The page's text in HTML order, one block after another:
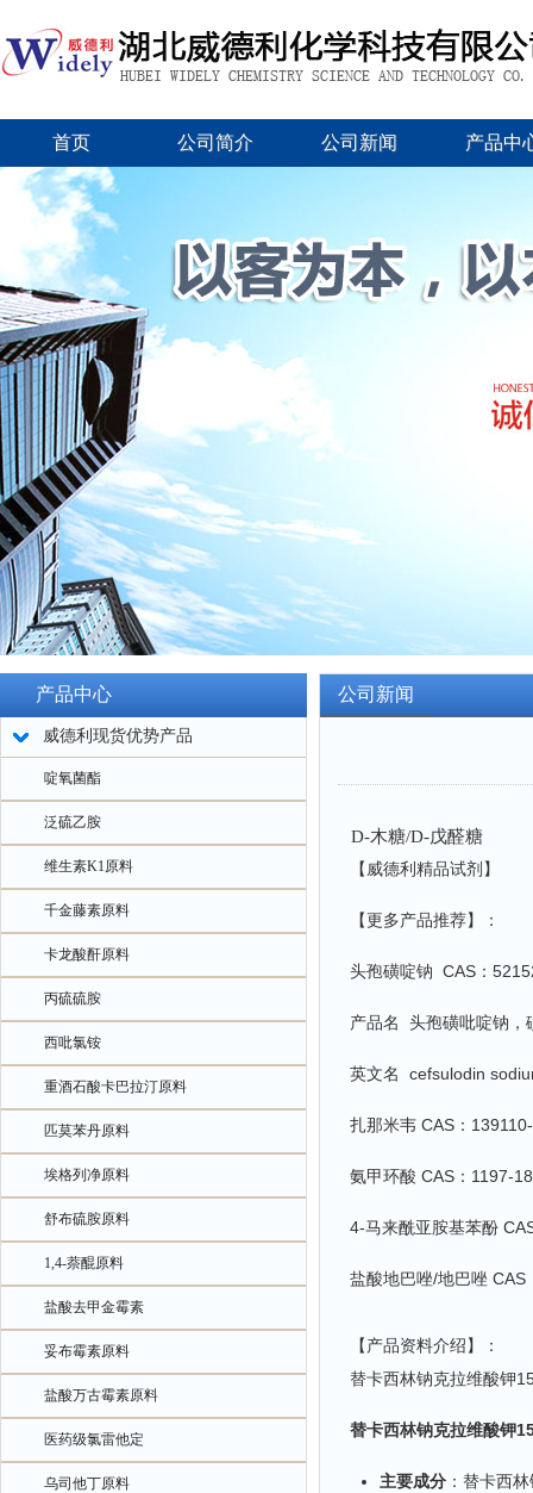
首页 公司简介 公司新闻 产品中
产品中心
威德利现货优势产品
啶氧菌酯
泛硫乙胺
维生素K1原料
千金藤素原料
卡龙酸酐原料
丙硫硫胺
西吡氯铵
重酒石酸卡巴拉汀原料
匹莫苯丹原料
埃格列净原料
舒布硫胺原料
1,4-萘醌原料
盐酸去甲金霉素
妥布霉素原料
盐酸万古霉素原料
医药级氯雷他定
乌司他丁原料
公司新闻
D-木糖/D-戊醛糖
【威德利精品试剂】
【更多产品推荐】：
头孢磺啶钠 CAS：
产品名 头孢磺吡啶钠，
英文名 cefsulodin
扎那米韦 CAS：
氨甲环酸 CAS：1197-
4-马来酰亚胺基苯酚
盐酸地巴唑/地巴唑
【产品资料介绍】：
替卡西林钠克拉维酸钾
替卡西林钠克拉维酸钾
主要成分 ：替卡西